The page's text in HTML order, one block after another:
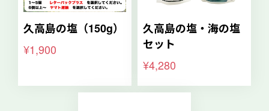
久高島の塩（150g）
¥1,900
久高島の塩・海の塩
セット
¥4,280